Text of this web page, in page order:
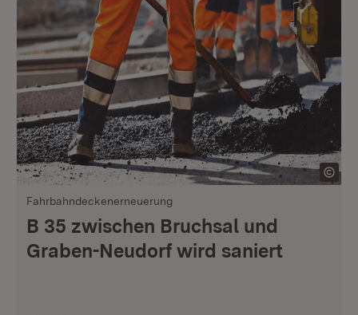
Fahrbahndeckenerneuerung
B 35 zwischen Bruchsal und
Graben-Neudorf wird saniert